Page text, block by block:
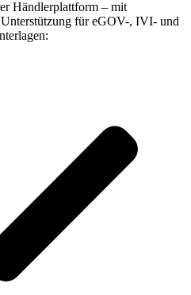
Händlerplattform – mit
für eGOV-, IVI- und